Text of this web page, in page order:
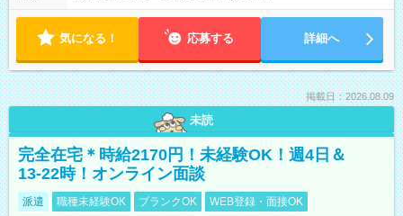
気になる！ 応募する 詳細へ
掲載日：2026.08.09
未読
完全在宅＊時給2170円！未経験OK！週4日＆
13-22時！オンライン面談
派遣 職種未経験OK ブランクOK WEB登録・面接OK